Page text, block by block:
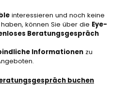
interessieren und noch keine
können Sie über die Eye-
Beratungsgespräch
Informationen zu
buchen